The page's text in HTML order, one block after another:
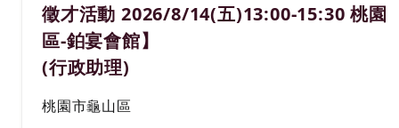
徵才活動 2026/8/14(五)13:00-15:30 桃園
區-鉑宴會館】
(行政助理)
桃園市龜山區